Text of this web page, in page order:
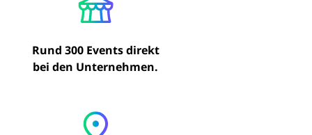
Rund 300 Events direkt
bei den Unternehmen.